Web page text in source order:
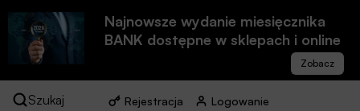
Najnowsze wydanie miesięcznika
BANK dostępne w sklepach i online
Szukaj Rejestracja Logowanie